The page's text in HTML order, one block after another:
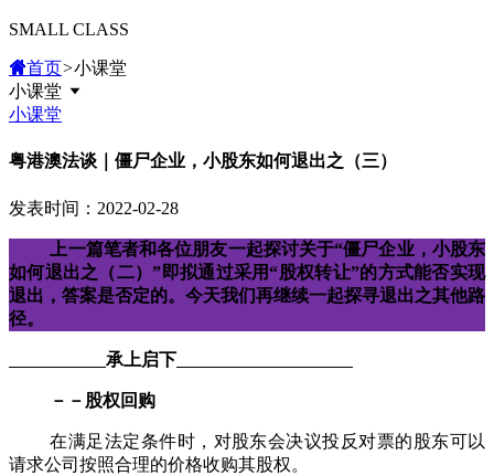
SMALL CLASS
首页>小课堂
小课堂
小课堂
粤港澳法谈｜僵尸企业，小股东如何退出之（三）
发表时间：2022-02-28
上一篇笔者和各位朋友一起探讨关于“僵尸企业，小股东
如何退出之（二）”即拟通过采用“股权转让”的方式能否实现
退出，答案是否定的。今天我们再继续一起探寻退出之其他路
径。
承上启下
－－股权回购
在满足法定条件时，对股东会决议投反对票的股东可以
请求公司按照合理的价格收购其股权。